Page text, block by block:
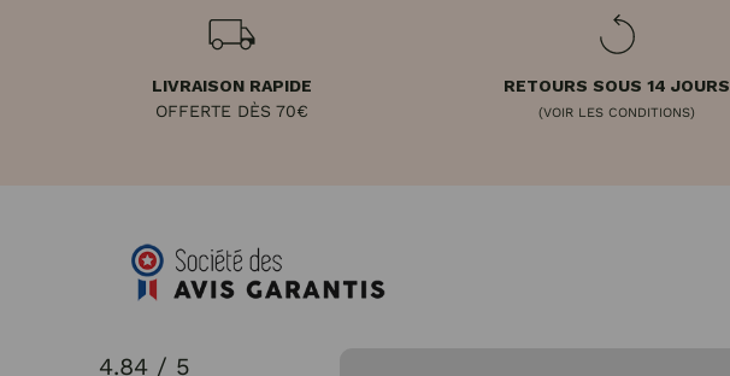
LIVRAISON RAPIDE
OFFERTE DÈS 70€
RETOURS SOUS 14 JOURS
(VOIR LES CONDITIONS)
4.84 / 5